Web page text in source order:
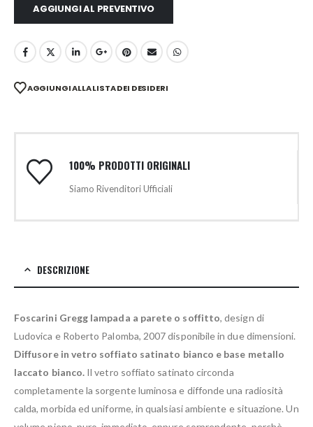
AGGIUNGI AL PREVENTIVO
AGGIUNGI ALLA LISTA DEI DESIDERI
100% PRODOTTI ORIGINALI
Siamo Rivenditori Ufficiali
DESCRIZIONE
Foscarini Gregg lampada a parete o soffitto, design di
Ludovica e Roberto Palomba, 2007 disponibile in due dimensioni.
Diffusore in vetro soffiato satinato bianco e base metallo
laccato bianco. Il vetro soffiato satinato circonda
completamente la sorgente luminosa e diffonde una radiosità
calda, morbida ed uniforme, in qualsiasi ambiente e situazione. Un